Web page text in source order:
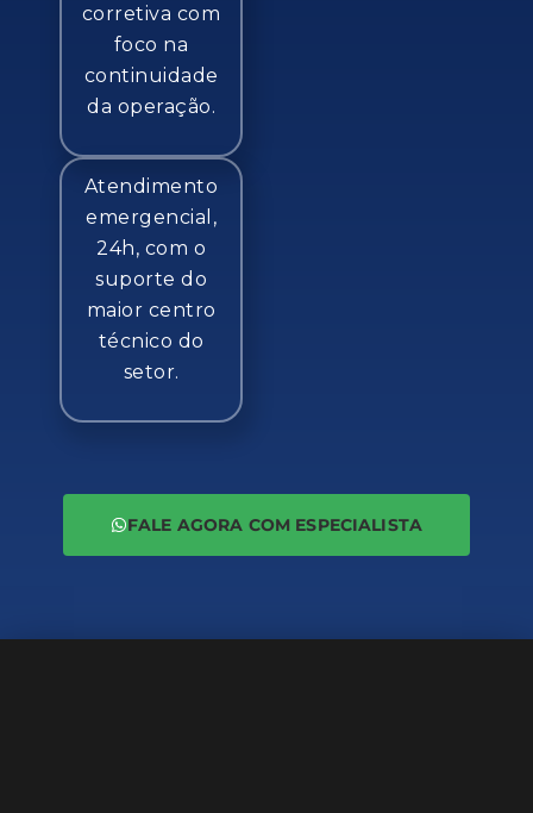
corretiva com
foco na
continuidade
da operação.
Atendimento
emergencial,
24h, com o
suporte do
maior centro
técnico do
setor.
FALE AGORA COM ESPECIALISTA